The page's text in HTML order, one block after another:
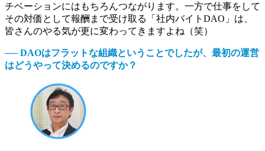
チベーションにはもちろんつながります。一方で仕事をして
その対価として報酬まで受け取る「社内バイトDAO」は、
皆さんのやる気が更に変わってきますよね（笑）
── DAOはフラットな組織ということでしたが、最初の運営
はどうやって決めるのですか？